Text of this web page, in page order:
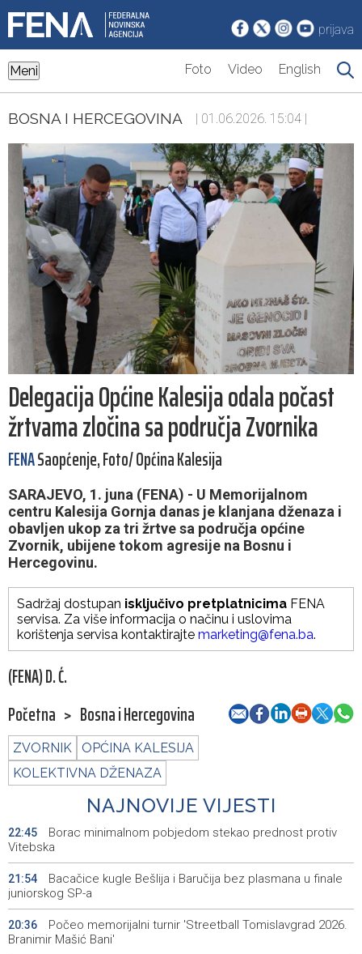
prijava
Meni Foto Video English
BOSNA I HERCEGOVINA | 01.06.2026. 15:04 |
Delegacija Općine Kalesija odala počast
žrtvama zločina sa područja Zvornika
FENASaopćenje, Foto/ Općina Kalesija
SARAJEVO, 1. juna (FENA) - U Memorijalnom
centru Kalesija Gornja danas je klanjana dženaza i
obavljen ukop za tri žrtve sa područja općine
Zvornik, ubijene tokom agresije na Bosnu i
Hercegovinu.
Sadržaj dostupan isključivo pretplatnicima FENA
servisa. Za više informacija o načinu i uslovima
korištenja servisa kontaktirajte marketing@fena.ba.
(FENA) D. Ć.
Početna > Bosna i Hercegovina
ZVORNIK
OPĆINA KALESIJA
KOLEKTIVNA DŽENAZA
NAJNOVIJE VIJESTI
22:45
Borac minimalnom pobjedom stekao prednost protiv
Vitebska
21:54
Bacačice kugle Bešlija i Baručija bez plasmana u finale
juniorskog SP-a
20:36
Počeo memorijalni turnir 'Streetball Tomislavgrad 2026.
Branimir Mašić Bani'